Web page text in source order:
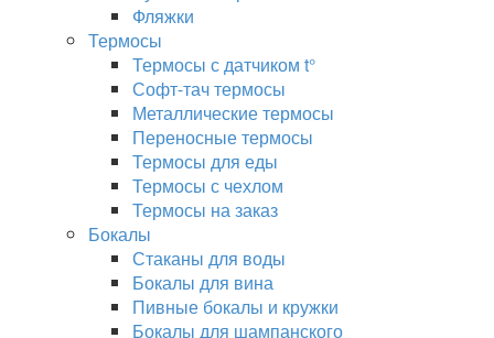
Фляжки
Термосы
Термосы с датчиком t°
Софт-тач термосы
Металлические термосы
Переносные термосы
Термосы для еды
Термосы с чехлом
Термосы на заказ
Бокалы
Стаканы для воды
Бокалы для вина
Пивные бокалы и кружки
Бокалы для шампанского